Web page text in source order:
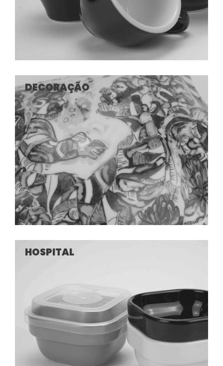
DECORAÇÃO
HOSPITAL